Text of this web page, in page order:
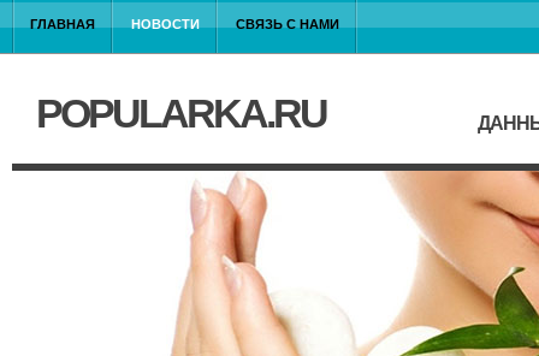
ГЛАВНАЯ НОВОСТИ СВЯЗЬ С НАМИ
POPULARKA.RU